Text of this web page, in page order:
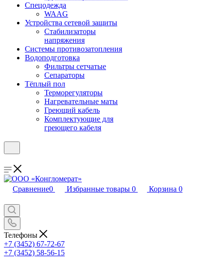
Спецодежда
WAAG
Устройства сетевой защиты
Стабилизаторы
напряжения
Системы противозатопления
Водоподготовка
Фильтры сетчатые
Сепараторы
Тёплый пол
Терморегуляторы
Нагревательные маты
Греющий кабель
Комплектующие для
греющего кабеля
Сравнение0 Избранные товары 0 Корзина 0
Телефоны
+7 (3452) 67-72-67
+7 (3452) 58-56-15